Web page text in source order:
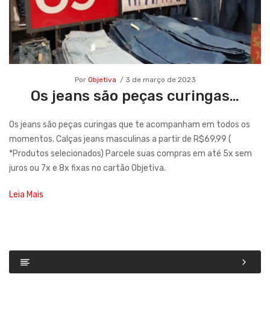
Por Objetiva 3 de março de 2023
Os jeans são peças curingas…
Os jeans são peças curingas que te acompanham em todos os
momentos. Calças jeans masculinas a partir de R$69,99 (
*Produtos selecionados) Parcele suas compras em até 5x sem
juros ou 7x e 8x fixas no cartão Objetiva.
Leia Mais